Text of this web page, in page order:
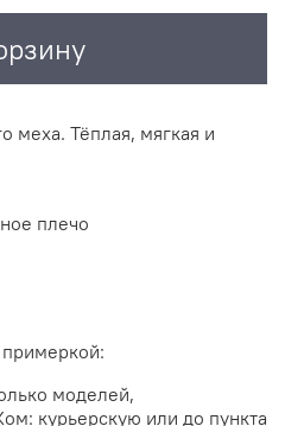
меха. Тёплая, мягкая и
плечо
примеркой:
моделей,
курьерскую или до пункта